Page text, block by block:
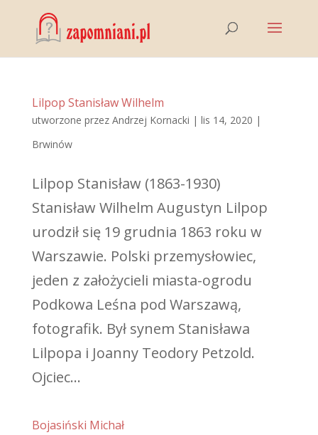
Lilpop Stanisław Wilhelm
utworzone przez Andrzej Kornacki | lis 14, 2020 |
Brwinów
Lilpop Stanisław (1863-1930)
Stanisław Wilhelm Augustyn Lilpop
urodził się 19 grudnia 1863 roku w
Warszawie. Polski przemysłowiec,
jeden z założycieli miasta-ogrodu
Podkowa Leśna pod Warszawą,
fotografik. Był synem Stanisława
Lilpopa i Joanny Teodory Petzold.
Ojciec...
Bojasiński Michał